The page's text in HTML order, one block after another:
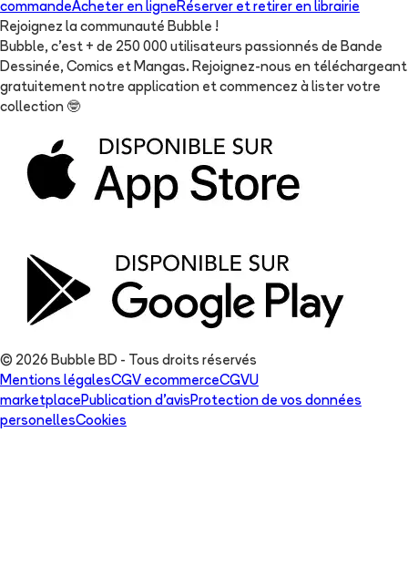
commandeAcheter en ligneRéserver et retirer en librairie
Rejoignez la communauté Bubble !
Bubble, c'est + de 250 000 utilisateurs passionnés de Bande
Dessinée, Comics et Mangas. Rejoignez-nous en téléchargeant
gratuitement notre application et commencez à lister votre
collection 🤓
© 2026 Bubble BD - Tous droits réservés
Mentions légalesCGV ecommerceCGVU
marketplacePublication d'avisProtection de vos données
personellesCookies